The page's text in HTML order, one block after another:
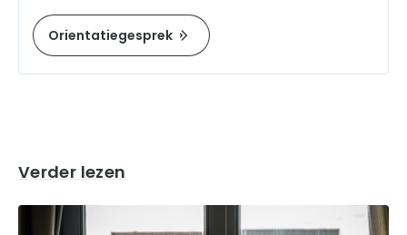
Orientatiegesprek
Verder lezen